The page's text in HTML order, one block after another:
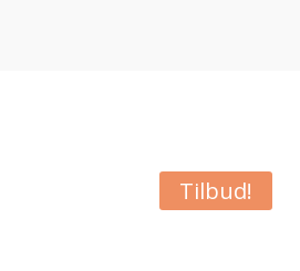
Tilbud!